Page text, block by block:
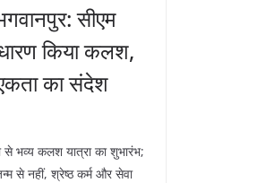
सीएम
किया कलश,
का संदेश
से भव्य कलश यात्रा का शुभारंभ;
से नहीं, श्रेष्ठ कर्म और सेवा